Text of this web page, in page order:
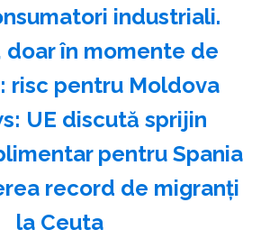
industriali.
doar în momente de
risc pentru Moldova
UE discută sprijin
pentru Spania
record de migranţi
la Ceuta